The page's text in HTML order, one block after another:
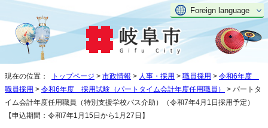
Foreign language
現在の位置： トップページ > 市政情報 > 人事・採用 > 職員採用 > 令和6年度
職員採用 > 令和6年度 採用試験（パートタイム会計年度任用職員）
> パートタ
イム会計年度任用職員（特別支援学校バス介助）（令和7年4月1日採用予定）
【申込期間：令和7年1月15日から1月27日】